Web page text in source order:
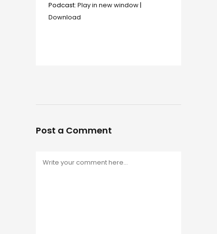
Podcast: Play in new window|
Download
Post a Comment